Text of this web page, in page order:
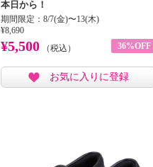
本日から！
期間限定：8/7(金)〜13(木)
¥8,690
¥5,500 （税込） 36%OFF
お気に入りに登録